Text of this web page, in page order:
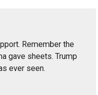
Remember the
gave sheets. Trump
ever seen.